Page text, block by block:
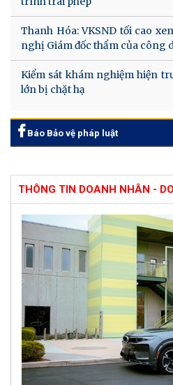
Thanh Hóa: VKSND tối cao
nghị Giám đốc thẩm của công
Kiểm sát khám nghiệm hiện
lớn bị chặt hạ
Báo Bảo vệ pháp luật
THÔNG TIN DOANH NHÂN -